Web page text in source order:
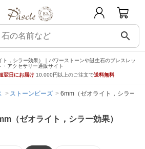
search
ト，シラー効果）｜パワーストーンや誕生石のブレスレッ
・アクセサリー通販サイト
翌日にお届け 10,000円以上のご注文で送料無料
ストーンビーズ 6mm（ゼオライト，シラー効
（ゼオライト，シラー効果）